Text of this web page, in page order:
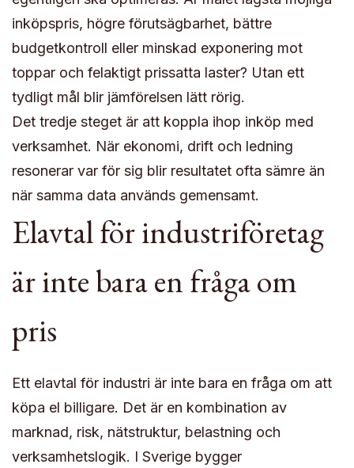
inköpspris, högre förutsägbarhet, bättre
budgetkontroll eller minskad exponering mot
toppar och felaktigt prissatta laster? Utan ett
tydligt mål blir jämförelsen lätt rörig.
Det tredje steget är att koppla ihop inköp med
verksamhet. När ekonomi, drift och ledning
resonerar var för sig blir resultatet ofta sämre än
när samma data används gemensamt.
Elavtal för industriföretag
är inte bara en fråga om
pris
Ett elavtal för industri är inte bara en fråga om att
köpa el billigare. Det är en kombination av
marknad, risk, nätstruktur, belastning och
verksamhetslogik. I Sverige bygger